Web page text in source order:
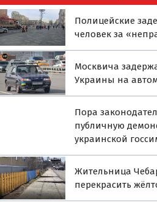
Полицейские
человек за
Москвича
Украины на
Пора
публичную
украинской
Жительница
перекрасить